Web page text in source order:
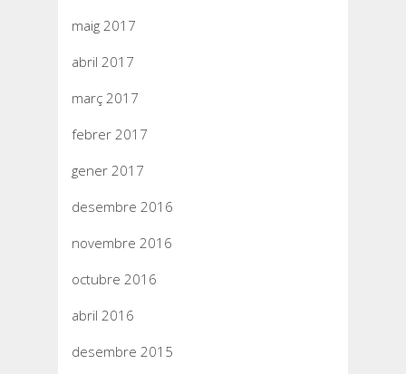
maig 2017
abril 2017
març 2017
febrer 2017
gener 2017
desembre 2016
novembre 2016
octubre 2016
abril 2016
desembre 2015